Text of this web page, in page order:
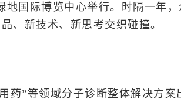
国际博览中心举行。时隔一年
、新技术、新思考交织碰撞。
药”等领域分子诊断整体解决方